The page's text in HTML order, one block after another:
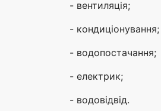
- вентиляція;
- кондиціонування;
- водопостачання;
- електрик;
- водовідвід.